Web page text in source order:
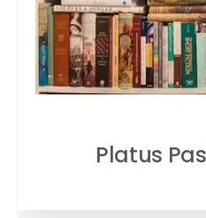
Platus